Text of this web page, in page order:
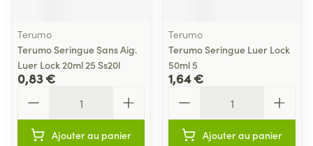
Terumo
Terumo Seringue Sans Aig.
Luer Lock 20ml 25 Ss20l
0,83 €
Ajouter au panier
Terumo
Terumo Seringue Luer Lock
50ml 5
1,64 €
Ajouter au panier